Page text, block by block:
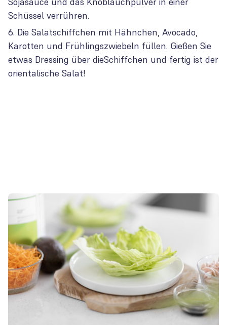
Schüssel verrühren.
Die Salatschiffchen mit Hähnchen, Avocado,
Karotten und Frühlingszwiebeln füllen. Gießen Sie
etwas Dressing über dieSchiffchen und fertig ist der
orientalische Salat!